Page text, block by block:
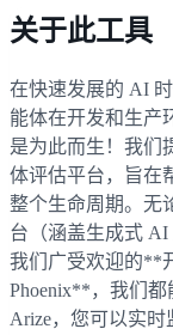
关于此工具
在快速发展的 AI
能体在开发和生产
是为此而生！我们
体评估平台，旨在
整个生命周期。无
台（涵盖生成式
我们广受欢迎的**
Phoenix**，我们
Arize，您可以实